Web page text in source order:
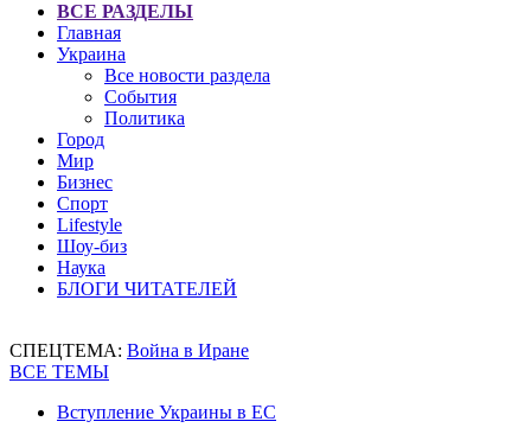
ВСЕ РАЗДЕЛЫ
Главная
Украина
Все новости раздела
События
Политика
Город
Мир
Бизнес
Спорт
Lifestyle
Шоу-биз
Наука
БЛОГИ ЧИТАТЕЛЕЙ
СПЕЦТЕМА: Война в Иране
ВСЕ ТЕМЫ
Вступление Украины в ЕС